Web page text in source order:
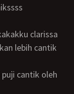
lebih cantik